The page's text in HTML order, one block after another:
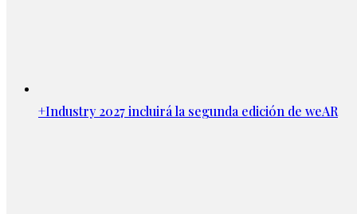
+Industry 2027 incluirá la segunda edición de weAR